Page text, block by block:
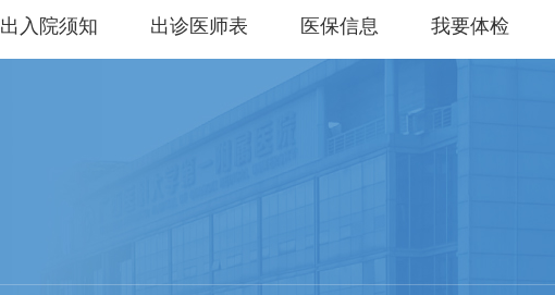
出入院须知 出诊医师表 医保信息 我要体检